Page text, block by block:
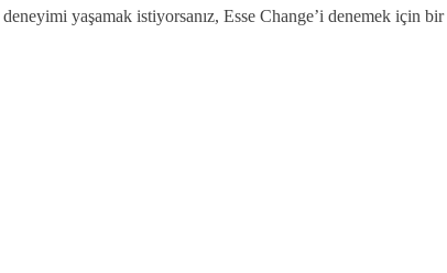
yaşamak istiyorsanız, Esse Change’i denemek için bir